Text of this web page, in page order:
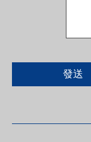
發送